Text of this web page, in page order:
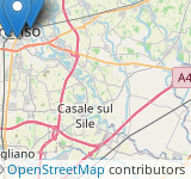
OpenStreetMap contributors